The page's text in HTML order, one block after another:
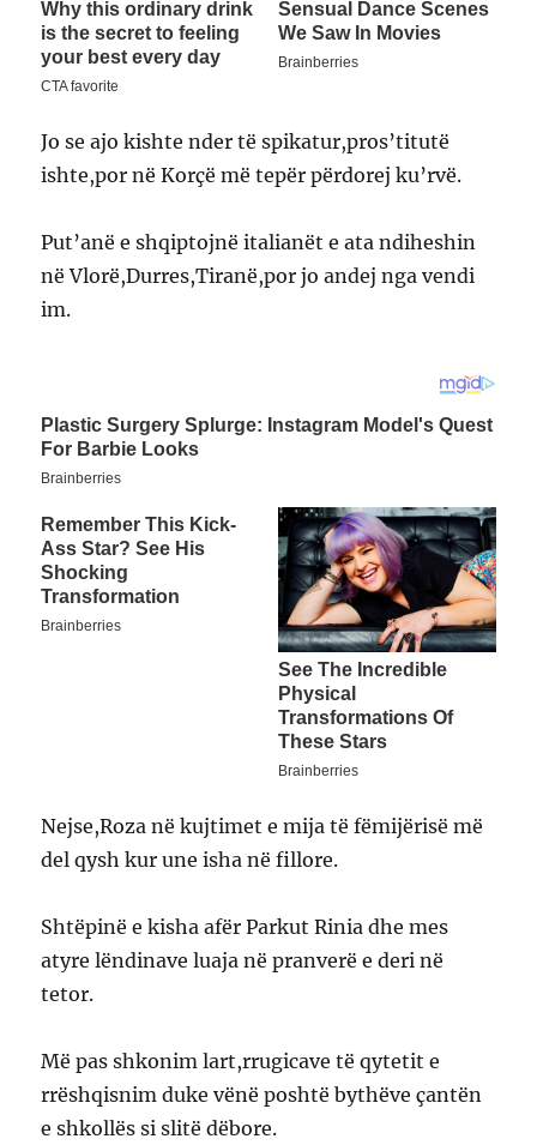
Jo se ajo kishte nder të spikatur,pros’titutë
ishte,por në Korçë më tepër përdorej ku’rvë.
Put’anë e shqiptojnë italianët e ata ndiheshin
në Vlorë,Durres,Tiranë,por jo andej nga vendi
im.
Nejse,Roza në kujtimet e mija të fëmijërisë më
del qysh kur une isha në fillore.
Shtëpinë e kisha afër Parkut Rinia dhe mes
atyre lëndinave luaja në pranverë e deri në
tetor.
Më pas shkonim lart,rrugicave të qytetit e
rrëshqisnim duke vënë poshtë bythëve çantën
e shkollës si slitë dëbore.